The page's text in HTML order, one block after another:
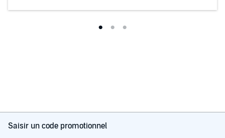
Saisir un code promotionnel